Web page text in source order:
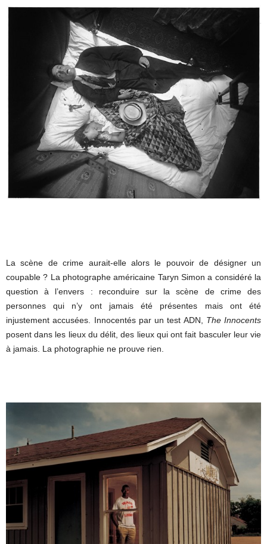
La scène de crime aurait-elle alors le pouvoir de désigner un
coupable ? La photographe américaine Taryn Simon a considéré la
question à l’envers : reconduire sur la scène de crime des
personnes qui n’y ont jamais été présentes mais ont été
injustement accusées. Innocentés par un test ADN, The Innocents
posent dans les lieux du délit, des lieux qui ont fait basculer leur vie
à jamais. La photographie ne prouve rien.